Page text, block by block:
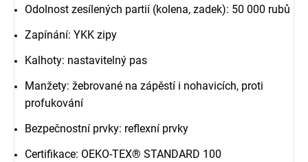
Odolnost zesílených partií (kolena, zadek): 50 000 rubů
Zapínání: YKK zipy
Kalhoty: nastavitelný pas
Manžety: žebrované na zápěstí i nohavicích, proti
profukování
Bezpečnostní prvky: reflexní prvky
Certifikace: OEKO-TEX® STANDARD 100